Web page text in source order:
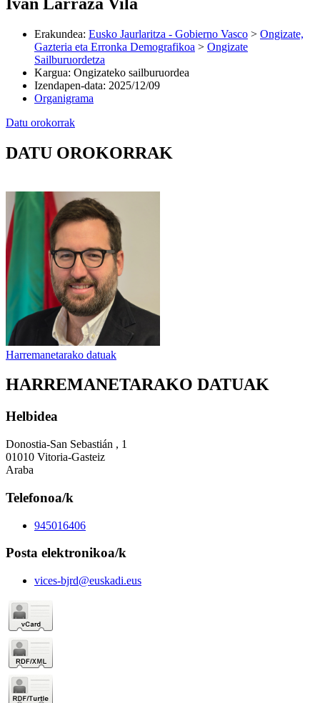
Erakundea: Eusko Jaurlaritza - Gobierno Vasco > Ongizate,
Gazteria eta Erronka Demografikoa > Ongizate
Sailburuordetza
Kargua: Ongizateko sailburuordea
Izendapen-data: 2025/12/09
Organigrama
Datu orokorrak
DATU OROKORRAK
Harremanetarako datuak
HARREMANETARAKO DATUAK
Helbidea
Donostia-San Sebastián , 1
01010 Vitoria-Gasteiz
Araba
Telefonoa/k
945016406
Posta elektronikoa/k
vices-bjrd@euskadi.eus